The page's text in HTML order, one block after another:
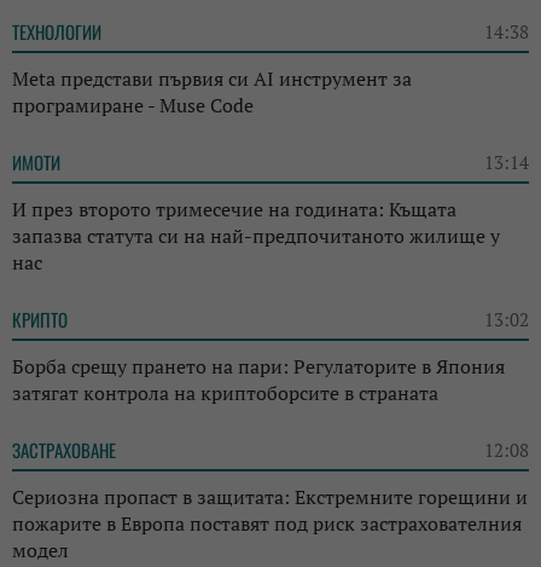
ТЕХНОЛОГИИ 14:38
Meta представи първия си AI инструмент за
програмиране - Muse Code
ИМОТИ 13:14
И през второто тримесечие на годината: Къщата
запазва статута си на най-предпочитаното жилище у
нас
КРИПТО 13:02
Борба срещу прането на пари: Регулаторите в Япония
затягат контрола на криптоборсите в страната
ЗАСТРАХОВАНЕ 12:08
Сериозна пропаст в защитата: Екстремните горещини и
пожарите в Европа поставят под риск застрахователния
модел